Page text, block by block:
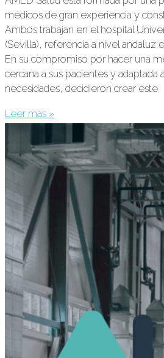
médicos de gran experiencia y
Ambos trabajan en el hospital
(Sevilla), referencia a nivel andaluz
En su compromiso por hacer una
cercana a sus pacientes y adaptada
necesidades, decidieron crear este
Leer más »